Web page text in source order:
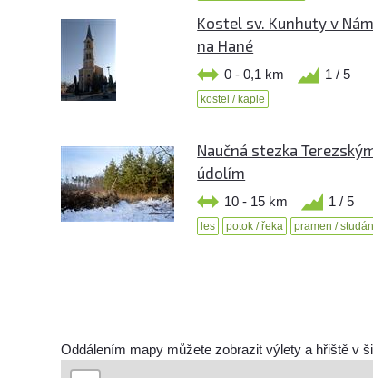
Kostel sv. Kunhuty v
na Hané
0 - 0,1 km 1 / 5
kostel / kaple
Naučná stezka
údolím
10 - 15 km 1 / 5
les potok / řeka pramen /
Oddálením mapy můžete zobrazit výlety a hřiště v